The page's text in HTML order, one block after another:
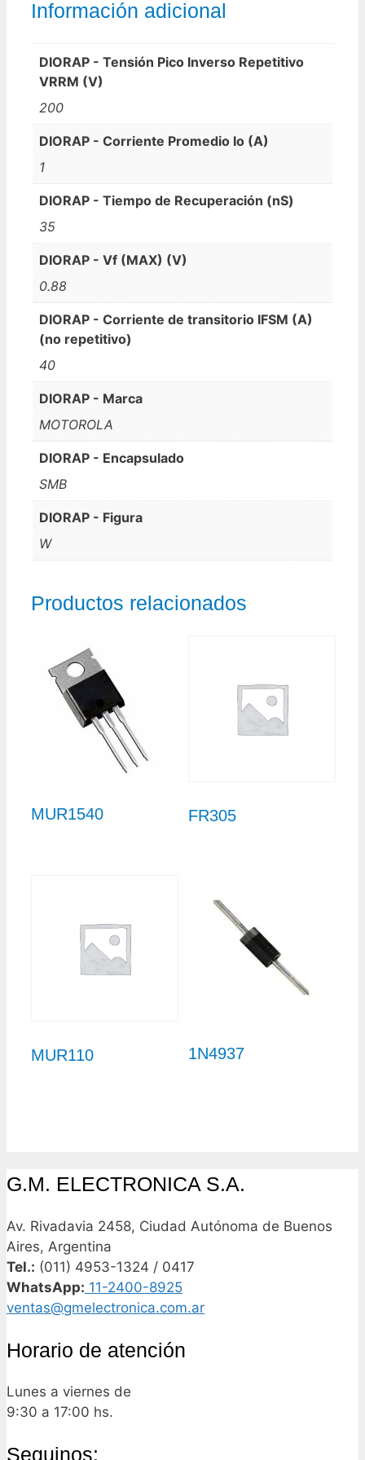
Información adicional
DIORAP - Tensión Pico Inverso Repetitivo
VRRM (V)
200
DIORAP - Corriente Promedio Io (A)
1
DIORAP - Tiempo de Recuperación (nS)
35
DIORAP - Vf (MAX) (V)
0.88
DIORAP - Corriente de transitorio IFSM (A)
(no repetitivo)
40
DIORAP - Marca
MOTOROLA
DIORAP - Encapsulado
SMB
DIORAP - Figura
W
Productos relacionados
MUR1540 FR305
MUR110 1N4937
G.M. ELECTRONICA S.A.
Av. Rivadavia 2458, Ciudad Autónoma de Buenos
Aires, Argentina
Tel.: (011) 4953-1324 / 0417
WhatsApp: 11-2400-8925
ventas@gmelectronica.com.ar
Horario de atención
Lunes a viernes de
9:30 a 17:00 hs.
Seguinos: